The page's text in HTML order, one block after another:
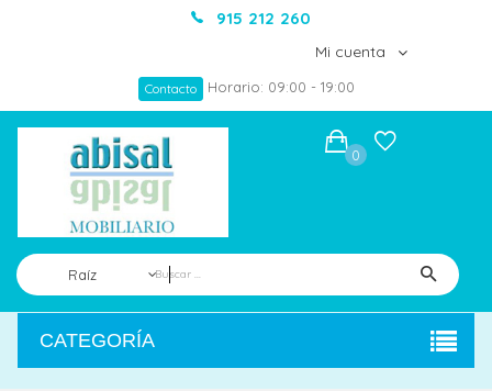
915 212 260
Mi cuenta
Contacto Horario: 09:00 - 19:00
Raíz
0
CATEGORÍA